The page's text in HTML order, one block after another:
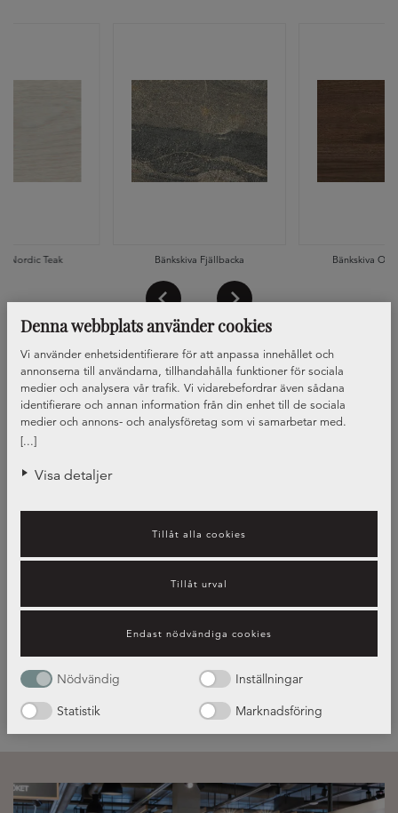
Denna webbplats använder cookies
[...]
Vi använder enhetsidentifierare för att anpassa innehållet och
annonserna till användarna, tillhandahålla funktioner för sociala
medier och analysera vår trafik. Vi vidarebefordrar även sådana
identifierare och annan information från din enhet till de sociala
medier och annons- och analysföretag som vi samarbetar med.
Dessa kan i sin tur kombinera informationen med annan information
använt deras tjänster.
Visa detaljer
Tillåt alla cookies
Tillåt urval
Endast nödvändiga cookies
Nödvändig
Inställningar
Statistik
Marknadsföring
Nordic Teak Bänkskiva Fjällbacka Bänkskiva
egenskaper